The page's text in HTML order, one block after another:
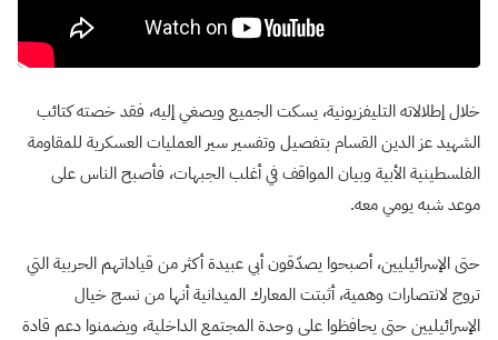
خلال إطلالاته التليفزيونية، يسكت الجميع ويصغي إليه، فقد خصته كتائب
الشهيد عز الدين القسام بتفصيل وتفسير سير العمليات العسكرية للمقاومة
الفلسطينية الأبية وبيان المواقف في أغلب الجبهات، فأصبح الناس على
موعد شبه يومي معه.
حتى الإسرائيليين، أصبحوا يصدّقون أبي عبيدة أكثر من قياداتهم الحربية التي
تروج لانتصارات وهمية، أثبتت المعارك الميدانية أنها من نسج خيال
الإسرائيليين حتى يحافظوا على وحدة المجتمع الداخلية، ويضمنوا دعم قادة